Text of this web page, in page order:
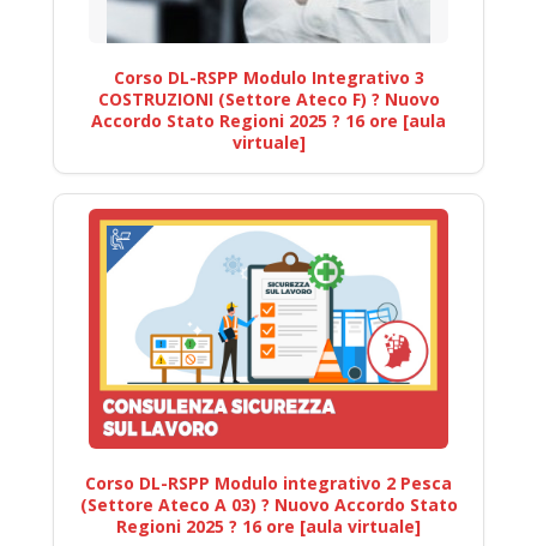
Corso DL-RSPP Modulo Integrativo 3
COSTRUZIONI (Settore Ateco F) ? Nuovo
Accordo Stato Regioni 2025 ? 16 ore [aula
virtuale]
Corso DL-RSPP Modulo integrativo 2 Pesca
(Settore Ateco A 03) ? Nuovo Accordo Stato
Regioni 2025 ? 16 ore [aula virtuale]